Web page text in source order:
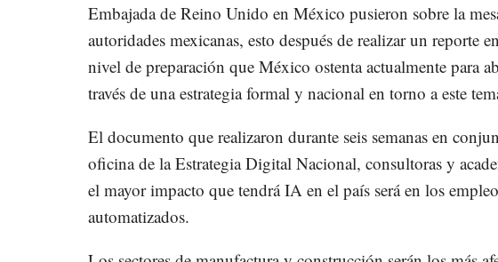
Embajada de Reino Unido en México pusieron sobre la
autoridades mexicanas, esto después de realizar un reporte
nivel de preparación que México ostenta actualmente para
través de una estrategia formal y nacional en torno a este
El documento que realizaron durante seis semanas en
oficina de la Estrategia Digital Nacional, consultoras y
el mayor impacto que tendrá IA en el país será en los
automatizados.